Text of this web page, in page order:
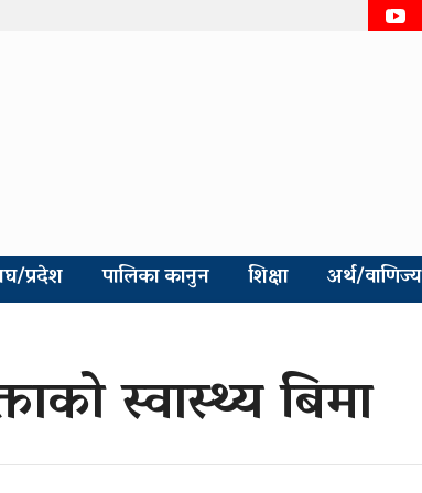
प्रदेश पालिका कानुन शिक्षा अर्थ/वाणिज्य
स्वास्थ्य बिमा